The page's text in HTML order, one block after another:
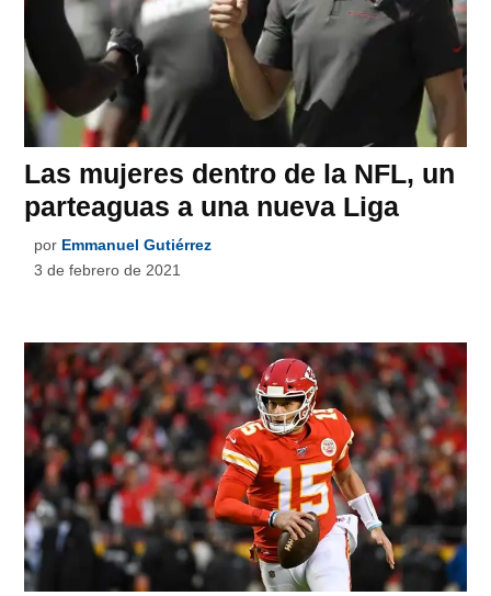
Las mujeres dentro de la NFL, un
parteaguas a una nueva Liga
por Emmanuel Gutiérrez
3 de febrero de 2021